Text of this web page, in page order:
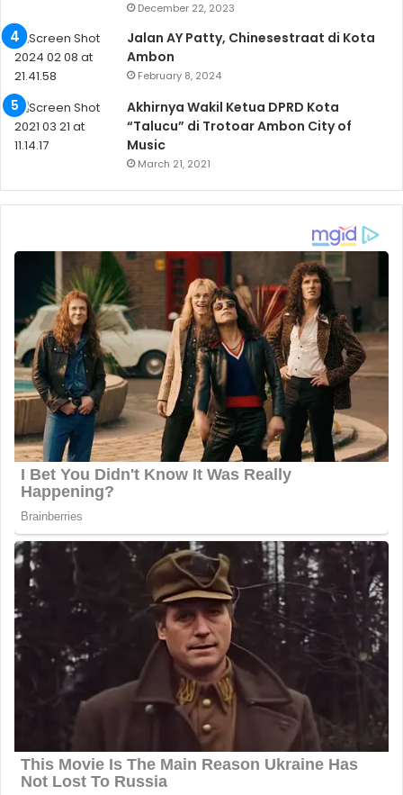
December 22, 2023
Jalan AY Patty, Chinesestraat di Kota
Ambon
February 8, 2024
Akhirnya Wakil Ketua DPRD Kota
“Talucu” di Trotoar Ambon City of
Music
March 21, 2021